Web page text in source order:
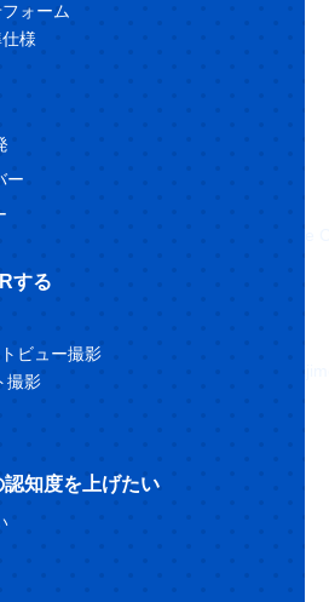
ォーム
様
ー
する
ビュー撮影
撮影
知度を上げたい
27 (金)</p>
有限会社グリーンサービス岡崎</p>
wp-content/themes/wp-